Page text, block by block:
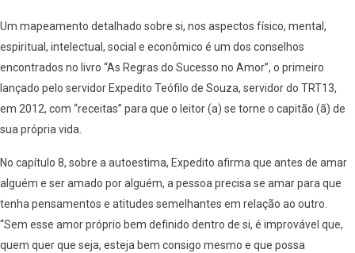
Um mapeamento detalhado sobre si, nos aspectos físico, mental,
espiritual, intelectual, social e econômico é um dos conselhos
encontrados no livro “As Regras do Sucesso no Amor”, o primeiro
lançado pelo servidor Expedito Teófilo de Souza, servidor do TRT13,
em 2012, com “receitas” para que o leitor (a) se torne o capitão (ã) de
sua própria vida.
No capítulo 8, sobre a autoestima, Expedito afirma que antes de amar
alguém e ser amado por alguém, a pessoa precisa se amar para que
tenha pensamentos e atitudes semelhantes em relação ao outro.
“Sem esse amor próprio bem definido dentro de si, é improvável que,
quem quer que seja, esteja bem consigo mesmo e que possa